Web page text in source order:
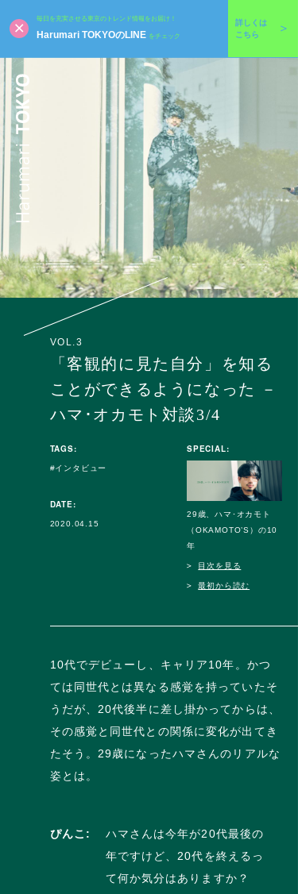
毎日を充実させる東京のトレンド情報をお届け！
Harumari TOKYOのLINE をチェック
詳しくは
こちら
VOL.3
「客観的に見た自分」を知る
ことができるようになった －
ハマ･オカモト対談3/4
TAGS:
インタビュー
DATE:
2020.04.15
SPECIAL:
29歳、ハマ･オカモト
（OKAMOTO’S）の10
年
目次を見る
最初から読む
10代でデビューし、キャリア10年。かつ
ては同世代とは異なる感覚を持っていたそ
うだが、20代後半に差し掛かってからは、
その感覚と同世代との関係に変化が出てき
たそう。29歳になったハマさんのリアルな
姿とは。
ぴんこ:
ハマさんは今年が20代最後の
年ですけど、20代を終えるっ
て何か気分はありますか？